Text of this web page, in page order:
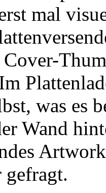
mal
Cover-
was es
Wand
gefragt.